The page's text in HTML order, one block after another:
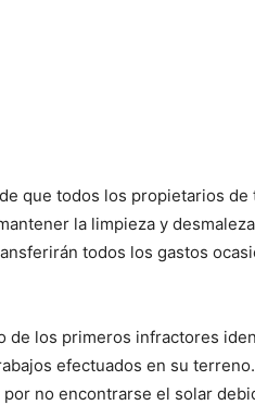
que todos los propietarios
la limpieza y
todos los gastos
de los primeros infractores
efectuados en su
no encontrarse el solar